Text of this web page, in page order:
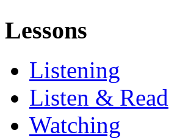
Lessons
Listening
Listen & Read
Watching